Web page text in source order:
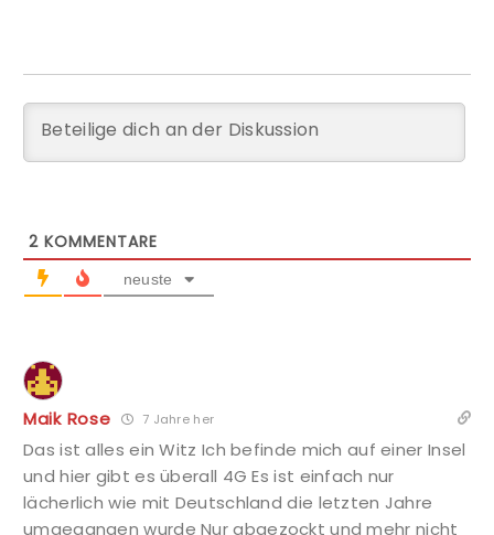
2 KOMMENTARE
neuste
Maik Rose 7 Jahre her
Das ist alles ein Witz Ich befinde mich auf einer Insel
und hier gibt es überall 4G Es ist einfach nur
lächerlich wie mit Deutschland die letzten Jahre
umgegangen wurde Nur abgezockt und mehr nicht